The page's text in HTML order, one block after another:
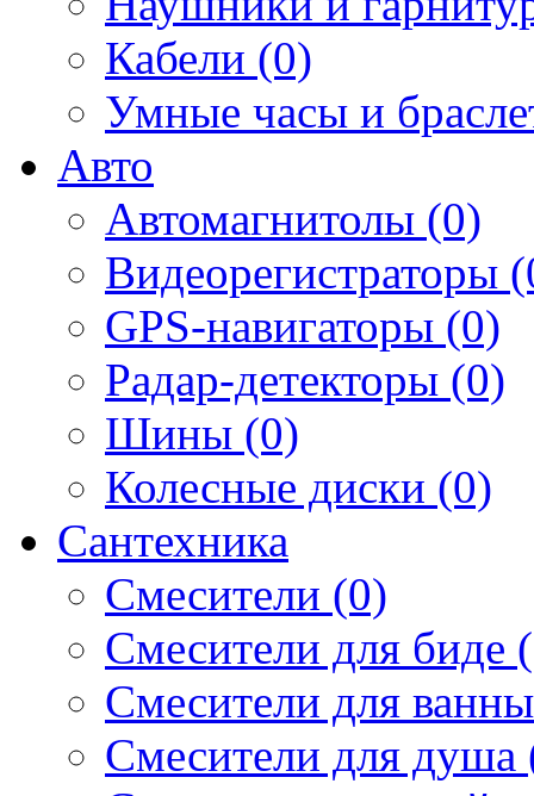
Кабели (0)
Умные часы и
Авто
Автомагнитолы (0)
Видеорегистраторы
GPS-навигаторы (0)
Радар-детекторы (0)
Шины (0)
Колесные диски (0)
Сантехника
Смесители (0)
Смесители для биде
Смесители для
Смесители для душа